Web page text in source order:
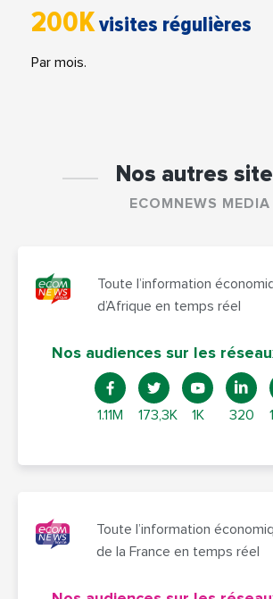
200Kvisites régulières
Par mois.
Nos autres
ECOMNEWS MEDIA
Toute l’information
d’Afrique en temps réel
Nos audiences sur les
1.11M 173,3K 1K 320
Toute l’information
de la France en temps réel